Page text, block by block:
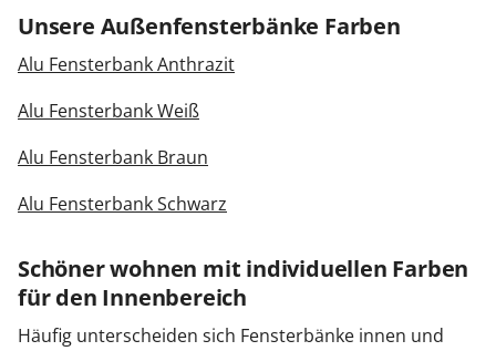
Unsere Außenfensterbänke Farben
Alu Fensterbank Anthrazit
Alu Fensterbank Weiß
Alu Fensterbank Braun
Alu Fensterbank Schwarz
Schöner wohnen mit individuellen Farben
für den Innenbereich
Häufig unterscheiden sich Fensterbänke innen und